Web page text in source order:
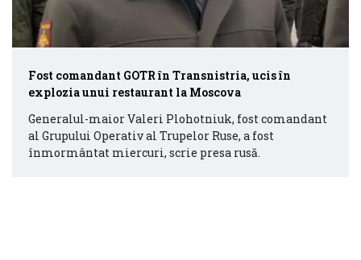
Fost comandant GOTR în Transnistria, ucis în
explozia unui restaurant la Moscova
Generalul-maior Valeri Plohotniuk, fost comandant
al Grupului Operativ al Trupelor Ruse, a fost
înmormântat miercuri, scrie presa rusă.